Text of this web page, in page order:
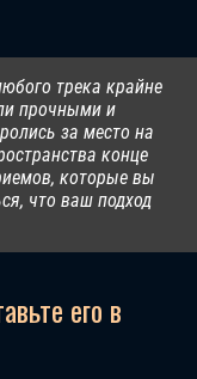
трека крайне
прочными и
за место на
конце
которые вы
что ваш подход
его в